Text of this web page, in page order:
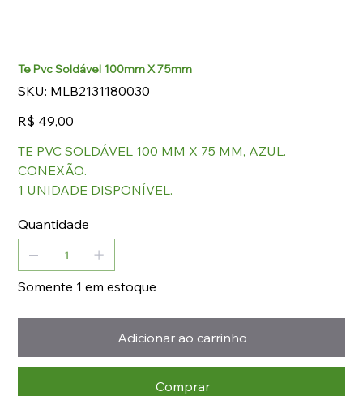
Te Pvc Soldável 100mm X 75mm
SKU: SKU
MLB2131180030
MLB2131180030
Preço
R$ 49,00
TE PVC SOLDÁVEL 100 MM X 75 MM, AZUL.
CONEXÃO.
1 UNIDADE DISPONÍVEL.
Quantidade
Somente 1 em estoque
Adicionar ao carrinho
Comprar